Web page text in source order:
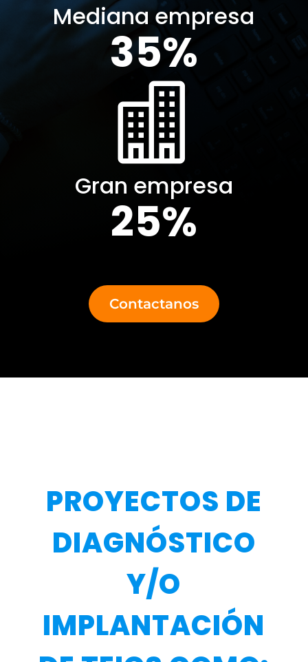
Mediana empresa
35%

Gran empresa
25%
Contactanos
PROYECTOS DE
DIAGNÓSTICO
Y/O
IMPLANTACIÓN